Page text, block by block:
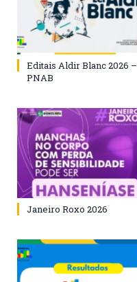
Editais Aldir Blanc 2026 –
PNAB
Janeiro Roxo 2026